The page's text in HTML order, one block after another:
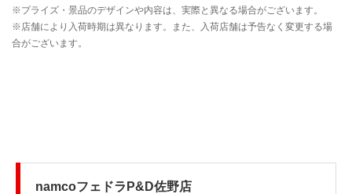
namcoフェドラP&D佐野店